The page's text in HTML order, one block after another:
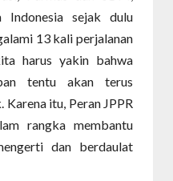
Indonesia sejak dulu
13 kali perjalanan
harus yakin bahwa
tentu akan terus
itu, Peran JPPR
rangka membantu
dan berdaulat